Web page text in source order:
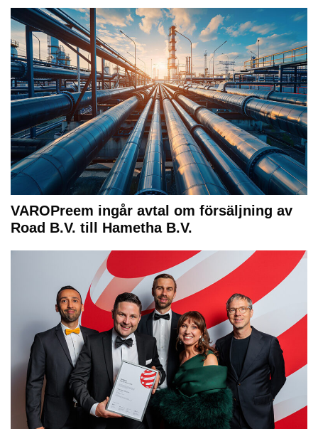
VAROPreem ingår avtal om försäljning av
Road B.V. till Hametha B.V.